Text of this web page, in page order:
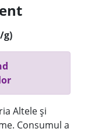
g)
Altele și
Consumul a